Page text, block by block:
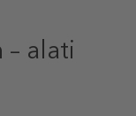
alati